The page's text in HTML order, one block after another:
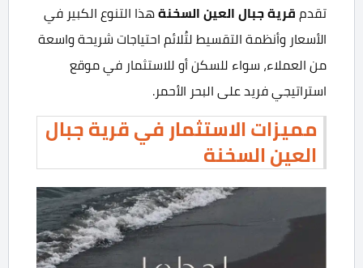
تقدمقرية جبال العين السخنةهذا التنوع الكبير في
الأسعار وأنظمة التقسيط لتُلائم احتياجات شريحة واسعة
من العملاء، سواء للسكن أو للاستثمار في موقع
استراتيجي فريد على البحر الأحمر.
مميزات الاستثمار في قرية جبال
العين السخنة